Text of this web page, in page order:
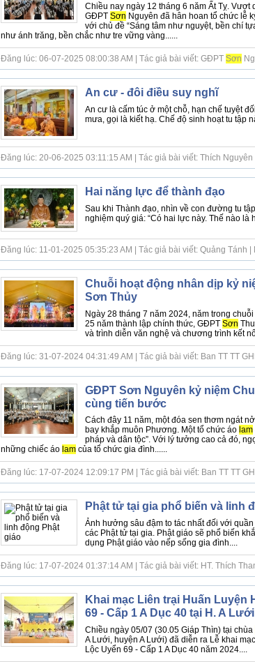
Chiều nay ngày 12 tháng 6 năm Ất Tỵ. Vượt
GĐPT Sơn Nguyên đã hân hoan tổ chức lễ
với chủ đề “Sáng tâm như nguyệt, bền chí
như ánh trăng, bền chắc như tre vững vàng......
Đăng lúc: 06-07-2025 08:00:38 AM | Tác giả bài viết: GĐPT Sơn
An cư - đôi điều suy nghĩ
An cư là cấm túc ở một chỗ, hạn chế tuyệt
mưa, gọi là kiết hạ. Chế độ sinh hoạt tu tập
Đăng lúc: 20-06-2025 03:11:15 AM | Tác giả bài viết: Thích
Hai năng lực để thành đạo
Sau khi Thành đạo, nhìn về con đường tu
nghiệm quý giá: “Có hai lực này. Thế nào là
Đăng lúc: 11-01-2025 05:35:23 AM | Tác giả bài viết: Quảng Tánh |
Chuỗi hoạt động nhân dịp kỷ
Sơn Thủy
Ngày 28 tháng 7 năm 2024, năm trong
25 năm thành lập chính thức, GĐPT Sơn
và trình diễn văn nghệ và chương trình kết
Đăng lúc: 31-07-2024 04:31:49 AM | Tác giả bài viết: Ban TT TT
GĐPT Sơn Nguyên kỷ niệm
cùng tiến bước
Cách đây 11 năm, một đóa sen thơm ngát
bay khắp muôn Phương. Một tổ chức áo lam
pháp và dân tộc”. Với lý tưởng cao cả đó,
những chiếc áo lam của tổ chức gia đình......
Đăng lúc: 17-07-2024 12:09:17 PM | Tác giả bài viết: Ban TT TT
Phật tử tại gia phổ biến và linh
Ảnh hưởng sâu đậm to tác nhất đối với
các Phật tử tại gia. Phật giáo sẽ phổ biến
dụng Phật giáo vào nếp sống gia đình....
Đăng lúc: 17-07-2024 01:37:14 AM | Tác giả bài viết: HT. Thích
Khai mạc Liên trại Huấn
69 - Cấp 1 A Dục 40 tại H. A Lưới
Chiều ngày 05/07 (30.05 Giáp Thìn) tại chùa
A Lưới, huyện A Lưới) đã diễn ra Lễ khai
Lộc Uyển 69 - Cấp 1 A Dục 40 năm 2024....